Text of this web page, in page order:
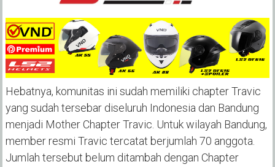
Hebatnya, komunitas ini sudah memiliki chapter Travic
yang sudah tersebar diseluruh Indonesia dan Bandung
menjadi Mother Chapter Travic. Untuk wilayah Bandung,
member resmi Travic tercatat berjumlah 70 anggota.
Jumlah tersebut belum ditambah dengan Chapter